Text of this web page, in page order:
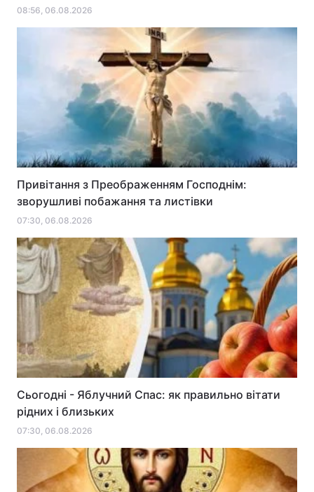
08:56, 06.08.2026
Привітання з Преображенням Господнім:
зворушливі побажання та листівки
07:30, 06.08.2026
Сьогодні - Яблучний Спас: як правильно вітати
рідних і близьких
07:30, 06.08.2026